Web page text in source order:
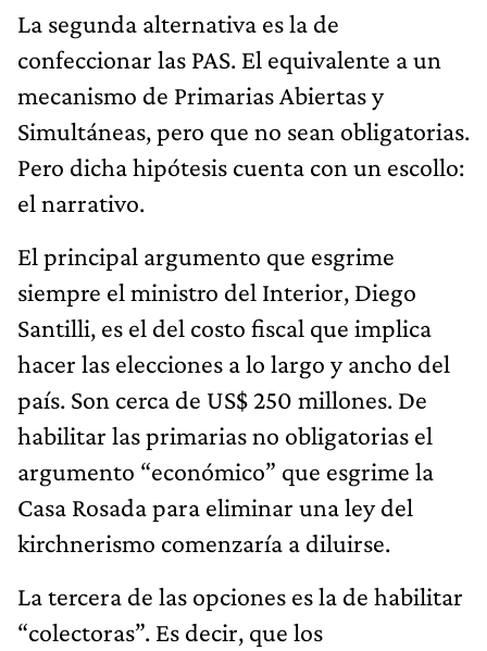
La segunda alternativa es la de
confeccionar las PAS. El equivalente a un
mecanismo de Primarias Abiertas y
Simultáneas, pero que no sean obligatorias.
Pero dicha hipótesis cuenta con un escollo:
el narrativo.
El principal argumento que esgrime
siempre el ministro del Interior, Diego
Santilli, es el del costo fiscal que implica
hacer las elecciones a lo largo y ancho del
país. Son cerca de US$ 250 millones. De
habilitar las primarias no obligatorias el
argumento “económico” que esgrime la
Casa Rosada para eliminar una ley del
kirchnerismo comenzaría a diluirse.
La tercera de las opciones es la de habilitar
“colectoras”. Es decir, que los